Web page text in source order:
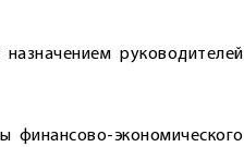
руководителей
финансово-экономического